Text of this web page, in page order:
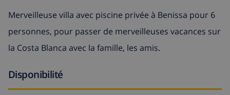
Merveilleuse villa avec piscine privée à Benissa pour 6
personnes, pour passer de merveilleuses vacances sur
la Costa Blanca avec la famille, les amis.
Disponibilité